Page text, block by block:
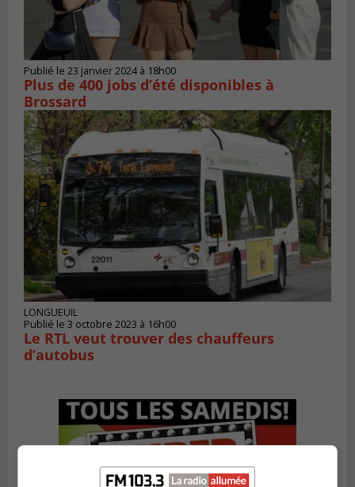
Publié le 23 janvier 2024 à 18h00
Plus de 400 jobs d’été disponibles à
Brossard
LONGUEUIL
Publié le 3 octobre 2023 à 16h00
Le RTL veut trouver des chauffeurs
d’autobus